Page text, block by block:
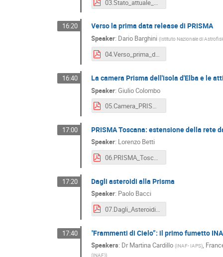
16:20 Verso la prima data release di PRISMA
Speaker: Dario Barghini (Istituto Nazionale di
04.Verso_prima_data-release_PRISMA.pdf
16:40 La camera Prisma dell'isola d'Elba e le
Speaker:Giulio Colombo
05.Camera_PRISMA_Isola_Elba.pdf
17:00 PRISMA Toscana: estensione della rete
Speaker: Lorenzo Betti
06.PRISMA_Toscana_estensione_Chianti_Piombino_e_sud_regione.pdf
17:20 Dagli asteroidi alla Prisma
Speaker: Paolo Bacci
07.Dagli_Asteroidi_alla_PRISMA.pdf
17:40 "Frammenti di Cielo”: il primo fumetto
Speakers: DrMartina Cardillo (INAF- IAPS),
(INAF))